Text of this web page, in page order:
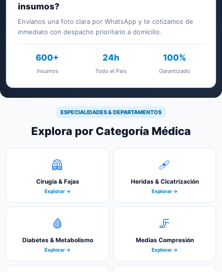
insumos?
Envíanos una foto clara por WhatsApp y te cotizamos de
inmediato con despacho prioritario a domicilio.
600+
Insumos
24h
Todo el País
100%
Garantizado
ESPECIALIDADES & DEPARTAMENTOS
Explora por Categoría Médica
🦺
Cirugía & Fajas
Explorar →
🩹
Heridas & Cicatrización
Explorar →
🩸
Diabetes & Metabolismo
Explorar →
🦵
Medias Compresión
Explorar →